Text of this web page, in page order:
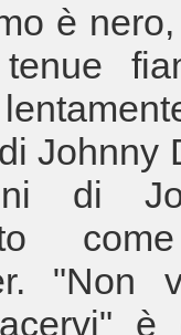
è
Johnny
di
"Non
è